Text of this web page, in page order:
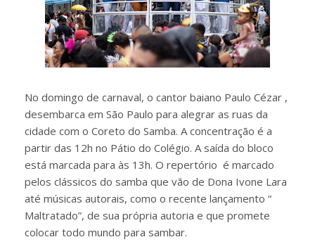
No domingo de carnaval, o cantor baiano Paulo Cézar ,
desembarca em São Paulo para alegrar as ruas da
cidade com o Coreto do Samba. A concentração é a
partir das 12h no Pátio do Colégio. A saída do bloco
está marcada para às 13h. O repertório é marcado
pelos clássicos do samba que vão de Dona Ivone Lara
até músicas autorais, como o recente lançamento “
Maltratado”, de sua própria autoria e que promete
colocar todo mundo para sambar.